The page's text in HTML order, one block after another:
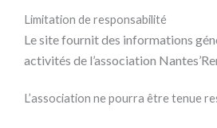
Limitation de responsabilité
Le site fournit des informations
activités de l’association
L’association ne pourra être tenue